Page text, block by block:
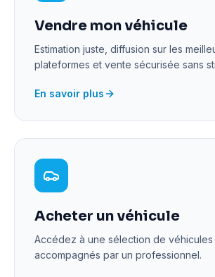
Vendre mon véhicule
Estimation juste, diffusion sur les
plateformes et vente sécurisée sans
En savoir plus
Acheter un véhicule
Accédez à une sélection de
accompagnés par un professionnel.